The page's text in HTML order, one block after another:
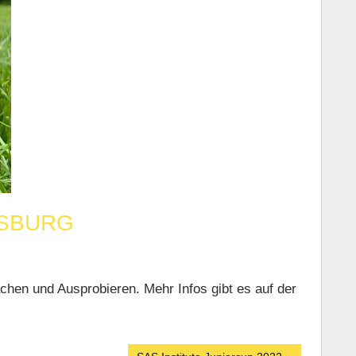
und Ausprobieren. Mehr Infos gibt es auf der